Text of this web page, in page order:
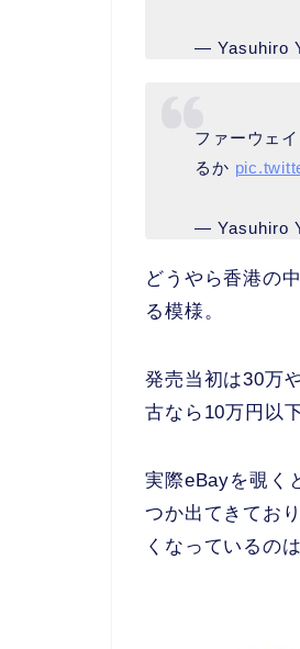
— Yasuhiro
ファーウェ
るか
— Yasuhiro
どうやら香港の
る模様。
発売当初は30万
古なら10万円以
実際eBayを覗く
つか出てきてお
くなっているの